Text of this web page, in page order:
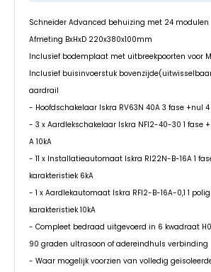
Schneider Advanced behuizing met 24 modulen
Afmeting BxHxD 220x380x100mm
Inclusief bodemplaat met uitbreekpoorten voor
Inclusief buisinvoerstuk
aardrail
- Hoofdschakelaar Iskra RV63N 40A 3 fase +nul
- 3 x Aardlekschakelaar Iskra NFI2-40-30 1 fase
A 10kA
- 11 x Installatieautomaat Iskra RI22N-B-16A 1
karakteristiek 6kA
- 1 x Aardlekautomaat Iskra RFI2-B-16A-0,1 1
karakteristiek 10kA
- Compleet bedraad uitgevoerd in 6 kwadraat
90 graden ultrasoon of adereindhuls verbinding
- Waar mogelijk voorzien van volledig